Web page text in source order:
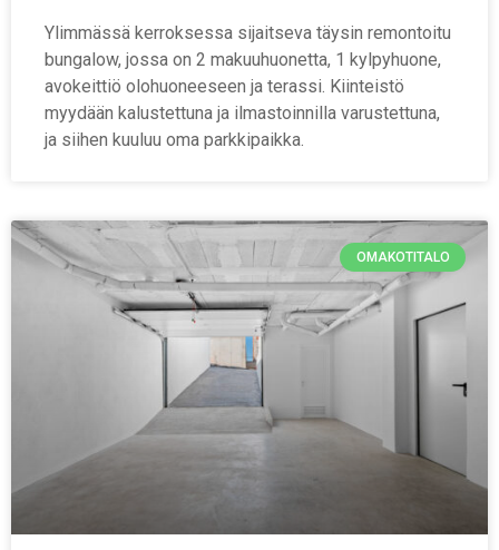
Ylimmässä kerroksessa sijaitseva täysin remontoitu
bungalow, jossa on 2 makuuhuonetta, 1 kylpyhuone,
avokeittiö olohuoneeseen ja terassi. Kiinteistö
myydään kalustettuna ja ilmastoinnilla varustettuna,
ja siihen kuuluu oma parkkipaikka.
OMAKOTITALO